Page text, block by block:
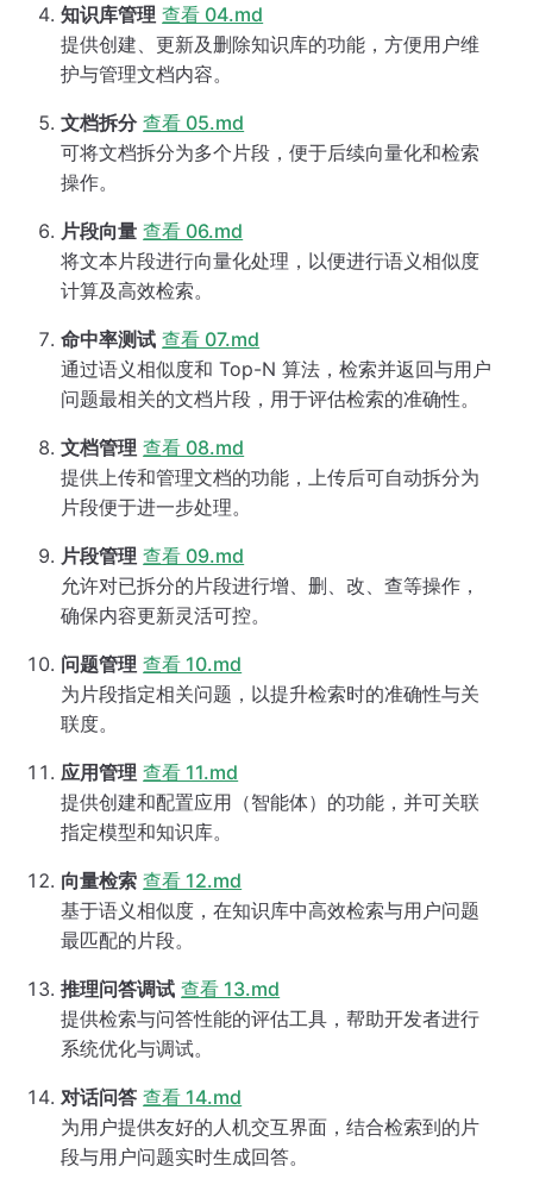
知识库管理 查看 04.md
提供创建、更新及删除知识库的功能，方便用户维
护与管理文档内容。
文档拆分 查看 05.md
可将文档拆分为多个片段，便于后续向量化和检索
操作。
片段向量 查看 06.md
将文本片段进行向量化处理，以便进行语义相似度
计算及高效检索。
命中率测试 查看 07.md
通过语义相似度和 Top-N 算法，检索并返回与用户
问题最相关的文档片段，用于评估检索的准确性。
文档管理 查看 08.md
提供上传和管理文档的功能，上传后可自动拆分为
片段便于进一步处理。
片段管理 查看 09.md
允许对已拆分的片段进行增、删、改、查等操作，
确保内容更新灵活可控。
问题管理 查看 10.md
为片段指定相关问题，以提升检索时的准确性与关
联度。
应用管理 查看 11.md
提供创建和配置应用（智能体）的功能，并可关联
指定模型和知识库。
向量检索 查看 12.md
基于语义相似度，在知识库中高效检索与用户问题
最匹配的片段。
推理问答调试 查看 13.md
提供检索与问答性能的评估工具，帮助开发者进行
系统优化与调试。
对话问答 查看 14.md
为用户提供友好的人机交互界面，结合检索到的片
段与用户问题实时生成回答。